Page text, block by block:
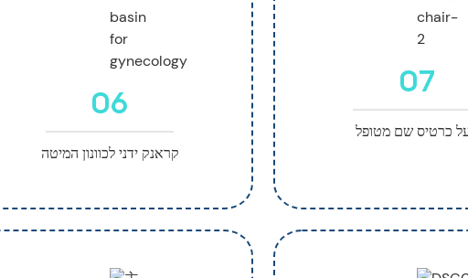
06
קראנק ידני לכוונון המיטה
07
כרטיס שם מטופל